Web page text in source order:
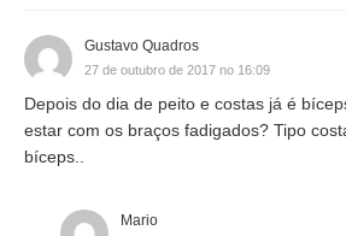
Gustavo Quadros
27 de outubro de 2017 no 16:09
Depois do dia de peito e costas já é
estar com os braços fadigados? Tipo
bíceps..
Mario